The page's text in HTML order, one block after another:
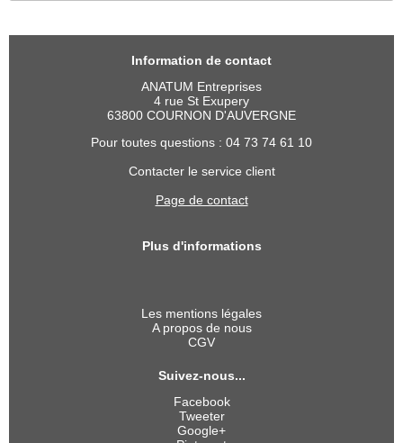
Information de contact
ANATUM Entreprises
4 rue St Exupery
63800 COURNON D'AUVERGNE
Pour toutes questions : 04 73 74 61 10
Contacter le service client
Page de contact
Plus d'informations
Les mentions légales
A propos de nous
CGV
Suivez-nous...
Facebook
Tweeter
Google+